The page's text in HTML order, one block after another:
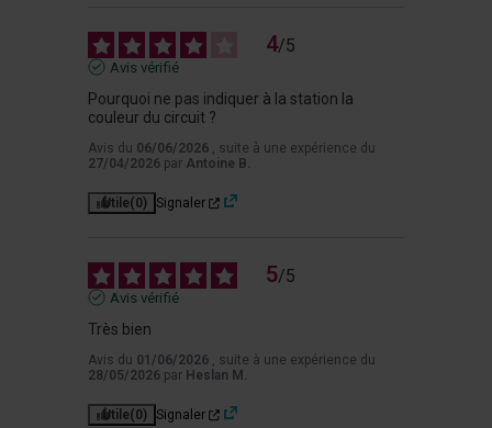
4/5
Avis vérifié
Pourquoi ne pas indiquer à la station la
couleur du circuit ?
Avis du 06/06/2026 , suite à une expérience du
27/04/2026 par Antoine B.
Utile(0) Signaler
5/5
Avis vérifié
Très bien
Avis du 01/06/2026 , suite à une expérience du
28/05/2026 par Heslan M.
Utile(0) Signaler